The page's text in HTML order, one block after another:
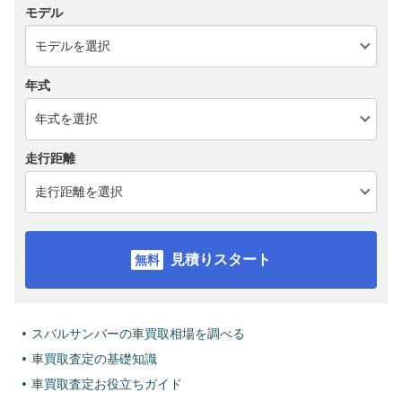
モデル
年式
走行距離
見積りスタート
スバルサンバーの車買取相場を調べる
車買取査定の基礎知識
車買取査定お役立ちガイド